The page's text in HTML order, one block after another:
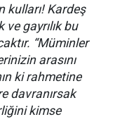
kulları! Kardeş
ve gayrılık bu
“Müminler
arasını
ki rahmetine
davranırsak
kimse